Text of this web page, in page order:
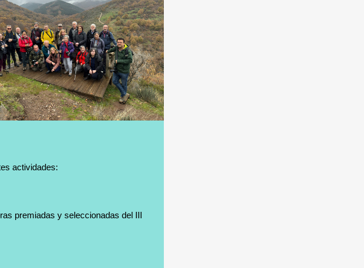
actividades:
premiadas y seleccionadas del III